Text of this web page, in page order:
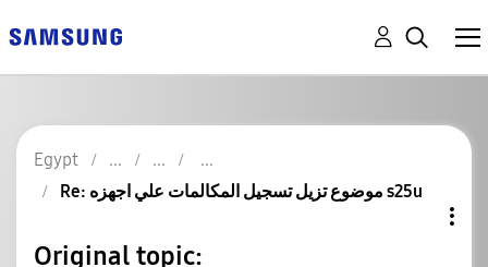
Egypt
Re: موضوع تزيل تسجيل المكالمات علي اجهزه s25u
Original topic: